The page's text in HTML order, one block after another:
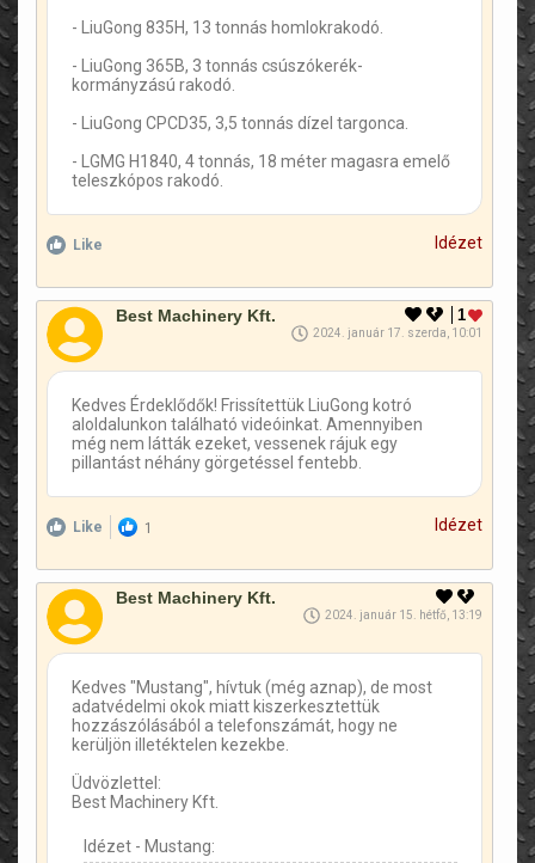
- LiuGong 835H, 13 tonnás homlokrakodó.
- LiuGong 365B, 3 tonnás csúszókerék-
kormányzású rakodó.
- LiuGong CPCD35, 3,5 tonnás dízel targonca.
- LGMG H1840, 4 tonnás, 18 méter magasra emelő
teleszkópos rakodó.
Like Idézet
1
Best Machinery Kft.
2024. január 17. szerda, 10:01
Kedves Érdeklődők! Frissítettük LiuGong kotró
aloldalunkon található videóinkat. Amennyiben
még nem látták ezeket, vessenek rájuk egy
pillantást néhány görgetéssel fentebb.
Like 1 Idézet
Best Machinery Kft.
2024. január 15. hétfő, 13:19
Kedves "Mustang", hívtuk (még aznap), de most
adatvédelmi okok miatt kiszerkesztettük
hozzászólásából a telefonszámát, hogy ne
kerüljön illetéktelen kezekbe.
Üdvözlettel:
Best Machinery Kft.
Idézet - Mustang: